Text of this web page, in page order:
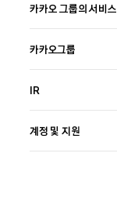
카카오 그룹의 서비스
카카오그룹
IR
계정 및 지원